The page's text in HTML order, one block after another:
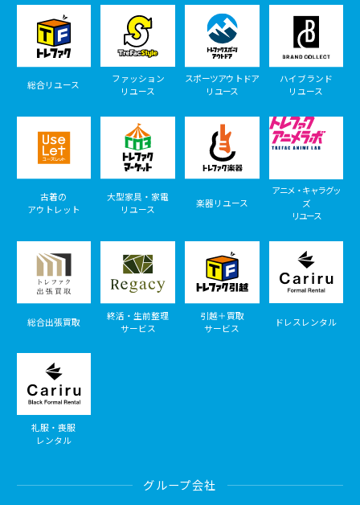
総合リユース
ファッション
リユース
スポーツアウトドア
リユース
ハイブランド
リユース
古着の
アウトレット
大型家具・家電
リユース
楽器リユース
アニメ・キャラグッ
ズ
リユース
総合出張買取
終活・生前整理
サービス
引越＋買取
サービス
ドレスレンタル
礼服・喪服
レンタル
グループ会社